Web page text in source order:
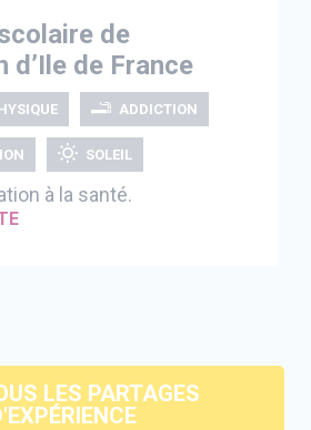
de
d’Ile de France
ADDICTION
SOLEIL
à la santé.
LES PARTAGES